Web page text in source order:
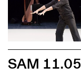
SAM 11.05